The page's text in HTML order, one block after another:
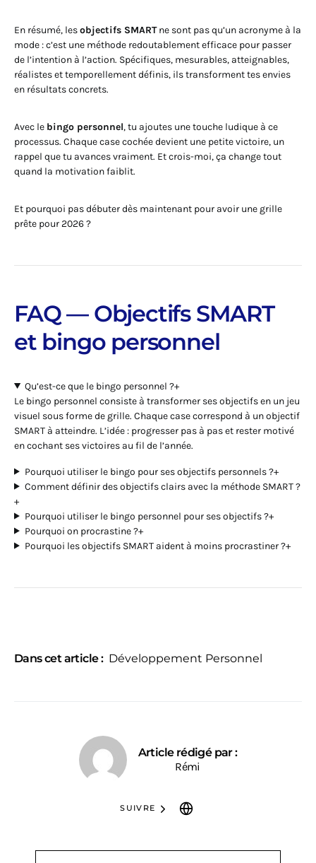
En résumé, lesobjectifs SMARTne sont pas qu’un acronyme à la
mode : c’est une méthode redoutablement efficace pour passer
de l’intention à l’action. Spécifiques, mesurables, atteignables,
réalistes et temporellement définis, ils transforment tes envies
en résultats concrets.
Avec le bingo personnel, tu ajoutes une touche ludique à ce
processus. Chaque case cochée devient une petite victoire, un
rappel que tu avances vraiment. Et crois-moi, ça change tout
quand la motivation faiblit.
Et pourquoi pas débuter dès maintenant pour avoir une grille
prête pour 2026 ?
FAQ — Objectifs SMART
et bingo personnel
Qu’est-ce que le bingo personnel ?+
Le bingo personnel consiste à transformer ses objectifs en un jeu
visuel sous forme de grille. Chaque case correspond à un objectif
SMART à atteindre. L’idée : progresser pas à pas et rester motivé
en cochant ses victoires au fil de l’année.
Pourquoi utiliser le bingo pour ses objectifs personnels ?+
Comment définir des objectifs clairs avec la méthode SMART ?
+
Pourquoi utiliser le bingo personnel pour ses objectifs ?+
Pourquoi on procrastine ?+
Pourquoi les objectifs SMART aident à moins procrastiner ?+
Dans cet article : Développement Personnel
Article rédigé par :
Rémi
SUIVRE